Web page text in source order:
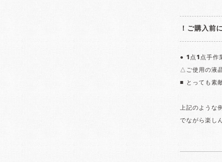
！ご購入前
● 1点1点手作
△ご使用の液
■ とっても素
上記のような
でながら楽し